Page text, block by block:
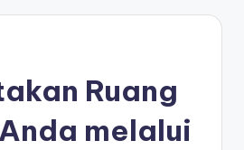
Ruang
melalui